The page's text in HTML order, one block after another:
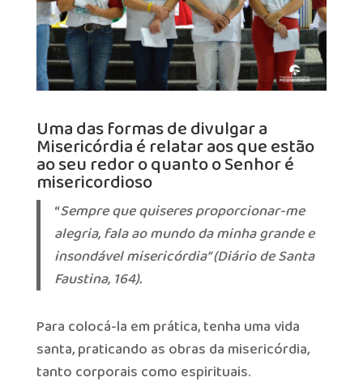
Uma das formas de divulgar a
Misericórdia é relatar aos que estão
ao seu redor o quanto o Senhor é
misericordioso
“Sempre que quiseres proporcionar-me
alegria, fala ao mundo da minha grande e
insondável misericórdia” (Diário de Santa
Faustina, 164).
Para colocá-la em prática, tenha uma vida
santa, praticando as obras da misericórdia,
tanto corporais como espirituais.